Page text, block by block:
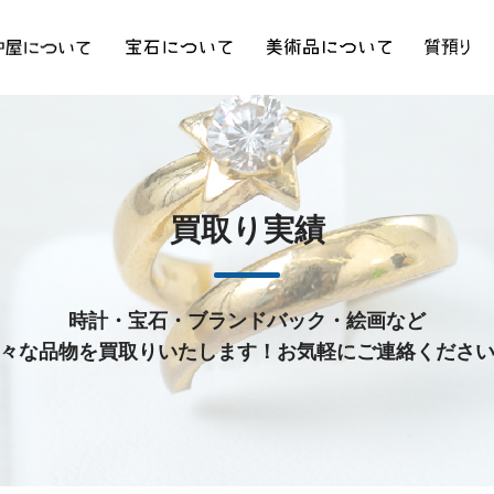
買取り実績
時計・宝石・ブランドバック・絵画など
な品物を買取りいたします！お気軽にご連絡くださ